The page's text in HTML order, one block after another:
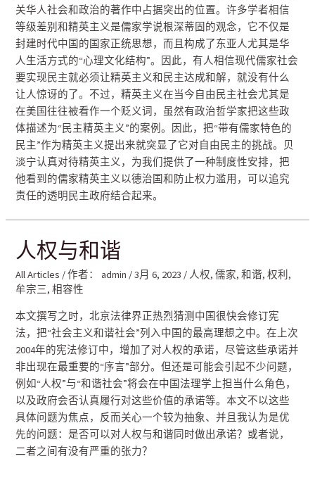
关华人社会和政治的著作中占据突出的位置。许多学者相信
等级差别和精英主义是儒家学说根深蒂固的观念，它不仅是
封建时代中国的国家正统思想，而且构成了东亚人尤其是华
人生活方式的“心理文化结构”。因此，有人相信现代儒家社会
要实现民主就必须让精英主义和民主达成和解，就没有什么
让人惊讶的了。不过，精英主义在当今自由民主社会尤其是
在美国往往被看作一个贬义词，虽然有政治哲学家把这些政
体描述为“民主精英主义”的案例。因此，把“带有儒家特色的
民主”作为精英主义提出来就突显了它对自由民主的挑战。贝
淡宁认真对待精英主义，为我们提供了一种制度性安排，把
他看到的儒家精英主义以德治国和防止权力滥用，可以追究
责任的透明民主政府结合起来。
人权与和谐
All Articles / 作者： admin /3月 6, 2023 / 人权,儒家,和谐,权利 ,
牟宗三,相容性
本文撰写之时，北京法律界正热烈猜测中国很快会修订宪
法，把“社会主义和谐社会”列入中国的最高理想之中。在上次
2004年的宪法修订中，增加了对人权的承诺，尽管这些承诺并
非出现在最重要的“序言”部分。但还是可能会引起不少问题，
例如“人权”与“和谐社会”将会在中国法理学上担当什么角色，
以及政府会否认真履行对这些价值的承诺等。本文不以这些
具体问题为焦点，反而关心一个较为抽象、并且我认为是优
先的问题：是否可以对人权与和谐同时做出承诺？或者说，
二者之间有没有严重的张力？